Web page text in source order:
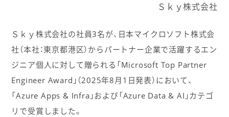
Ｓｋｙ株式会社
Ｓｋｙ株式会社の社員3名が、日本マイクロソフト株式会
社（本社：東京都港区）からパートナー企業で活躍するエン
ジニア個人に対して贈られる「Microsoft Top Partner
Engineer Award」（2025年8月1日発表）において、
「Azure Apps & Infra」および「Azure Data & AI」カテゴ
リで受賞しました。